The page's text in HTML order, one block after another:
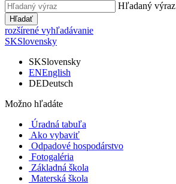
Hľadaný výraz
Hľadať
rozšírené vyhľadávanie
SKSlovensky
SKSlovensky
ENEnglish
DEDeutsch
Možno hľadáte
Úradná tabuľa
Ako vybaviť
Odpadové hospodárstvo
Fotogaléria
Základná škola
Materská škola